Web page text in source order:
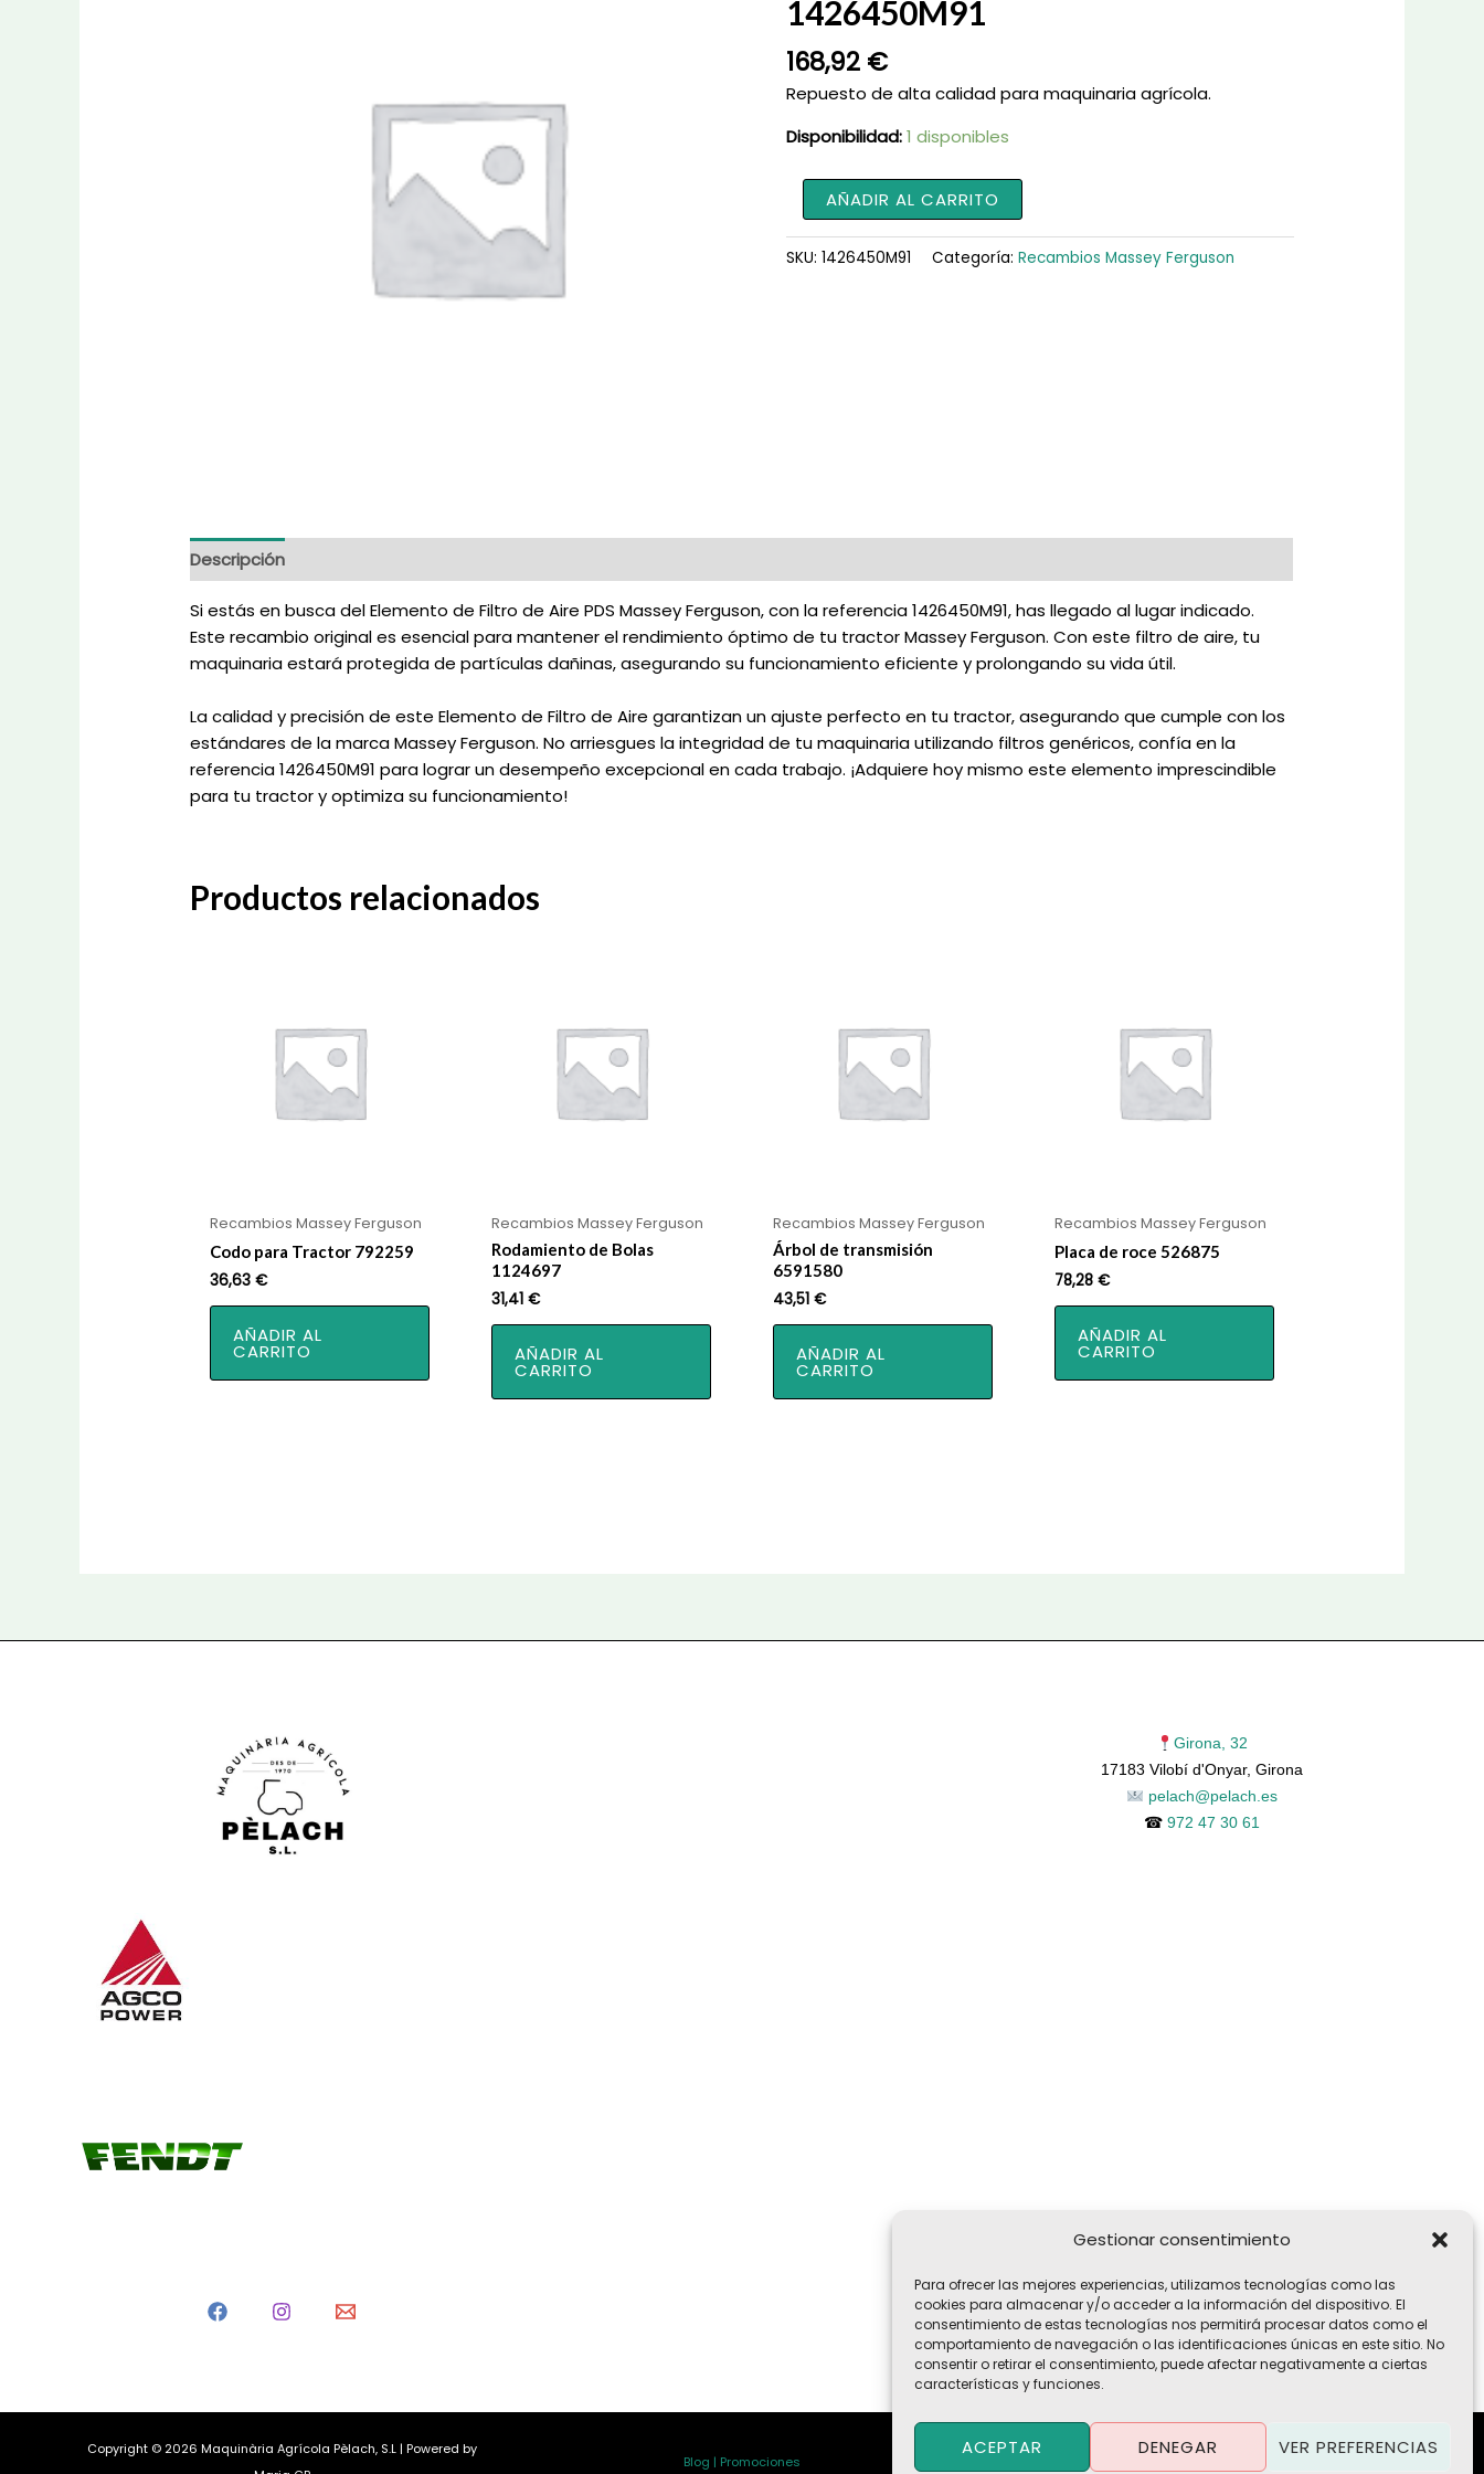
Gestionar consentimiento
Para ofrecer las mejores experiencias, utilizamos tecnologías como las
cookies para almacenar y/o acceder a la información del dispositivo. El
consentimiento de estas tecnologías nos permitirá procesar datos como el
comportamiento de navegación o las identificaciones únicas en este sitio. No
consentir o retirar el consentimiento, puede afectar negativamente a ciertas
características y funciones.
ACEPTAR DENEGAR VER PREFERENCIAS
1426450M91
168,92 €
Repuesto de alta calidad para maquinaria agrícola.
Disponibilidad:1 disponibles
Elemento
de
Filtro
de
AÑADIR AL CARRITO
SKU: 1426450M91 Categoría: Recambios Massey Ferguson
Descripción
Si estás en busca del Elemento de Filtro de Aire PDS Massey Ferguson, con la referencia 1426450M91, has llegado al lugar indicado.
Este recambio original es esencial para mantener el rendimiento óptimo de tu tractor Massey Ferguson. Con este filtro de aire, tu
maquinaria estará protegida de partículas dañinas, asegurando su funcionamiento eficiente y prolongando su vida útil.
La calidad y precisión de este Elemento de Filtro de Aire garantizan un ajuste perfecto en tu tractor, asegurando que cumple con los
estándares de la marca Massey Ferguson. No arriesgues la integridad de tu maquinaria utilizando filtros genéricos, confía en la
referencia 1426450M91 para lograr un desempeño excepcional en cada trabajo. ¡Adquiere hoy mismo este elemento imprescindible
para tu tractor y optimiza su funcionamiento!
Productos relacionados
Recambios Massey Ferguson
Codo para Tractor 792259
36,63€
AÑADIR AL
CARRITO
Recambios Massey Ferguson
Rodamiento de Bolas
1124697
31,41€
AÑADIR AL
CARRITO
Recambios Massey Ferguson
Árbol de transmisión
6591580
43,51 €
AÑADIR AL
CARRITO
Recambios Massey Ferguson
Placa de roce 526875
78,28 €
AÑADIR AL
CARRITO
Girona, 32
17183 Vilobí d'Onyar, Girona
pelach@pelach.es
☎972 47 30 61
Copyright © 2026 Maquinària Agrícola Pèlach, S.L | Powered by
Blog | Promociones
Política de Privacidad·Política de Cookies·Aviso Legal